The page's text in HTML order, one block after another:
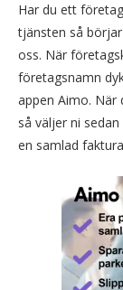
Har du ett
tjänsten så
oss. När
företagsnamn
appen Aimo. När
så väljer ni
en samlad